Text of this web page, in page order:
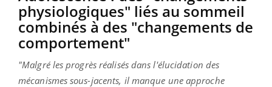
physiologiques" liés au sommeil
combinés à des "changements de
comportement"
"Malgré les progrès réalisés dans l'élucidation des
mécanismes sous-jacents, il manque une approche